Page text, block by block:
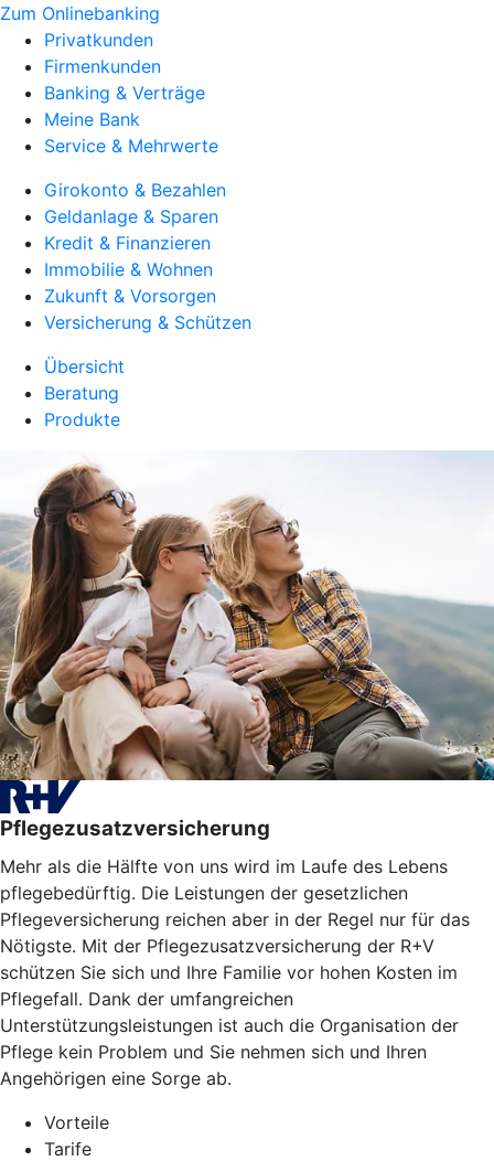
Zum Onlinebanking
Privatkunden
Firmenkunden
Banking & Verträge
Meine Bank
Service & Mehrwerte
Girokonto & Bezahlen
Geldanlage & Sparen
Kredit & Finanzieren
Immobilie & Wohnen
Zukunft & Vorsorgen
Versicherung & Schützen
Übersicht
Beratung
Produkte
Pflegezusatzversicherung
Mehr als die Hälfte von uns wird im Laufe des Lebens
pflegebedürftig. Die Leistungen der gesetzlichen
Pflegeversicherung reichen aber in der Regel nur für das
Nötigste. Mit der Pflegezusatzversicherung der R+V
schützen Sie sich und Ihre Familie vor hohen Kosten im
Pflegefall. Dank der umfangreichen
Unterstützungsleistungen ist auch die Organisation der
Pflege kein Problem und Sie nehmen sich und Ihren
Angehörigen eine Sorge ab.
Vorteile
Tarife